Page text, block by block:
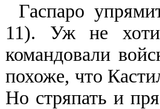
Гаспаро
11). Уж не
командовали
похоже, что
Но стряпать и